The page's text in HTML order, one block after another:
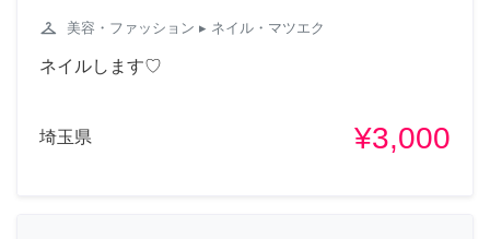
checkroom 美容・ファッション ▸ ネイル・マツエク
ネイルします♡
埼玉県 ¥3,000